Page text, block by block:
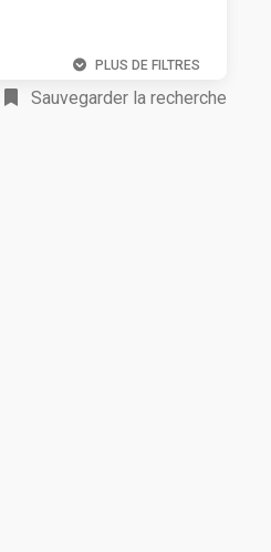
PLUS DE FILTRES
Sauvegarder la recherche